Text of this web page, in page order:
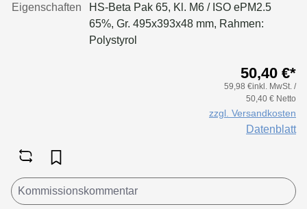
Eigenschaften
HS-Beta Pak 65, Kl. M6 / ISO ePM2.5
65%, Gr. 495x393x48 mm, Rahmen:
Polystyrol
50,40 €*
59,98 €inkl. MwSt. /
50,40 € Netto
zzgl. Versandkosten
Datenblatt